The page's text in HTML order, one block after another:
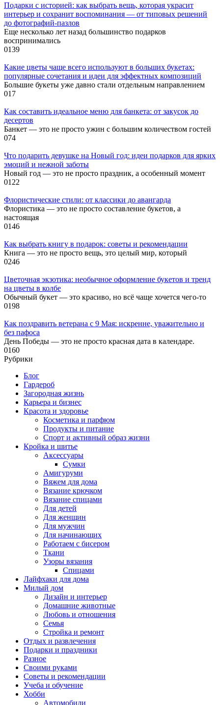
Подарки с историей: как выбрать вещь, которая украсит
интерьер и сохранит воспоминания — от типовых решений
до фотографий-пазлов
Еще несколько лет назад большинство подарков
воспринимались
0139
Какие цветы чаще всего используют в больших букетах:
популярные сочетания и идеи для эффектных композиций
Большие букеты уже давно стали отдельным направлением
017
Как составить идеальное меню для банкета: от закусок до
десертов
Банкет — это не просто ужин с большим количеством гостей
074
Что подарить девушке на Новый год: идеи подарков для ярких
эмоций и нежной заботы
Новый год — это не просто праздник, а особенный момент
0122
Флористические стили: от классики до авангарда
Флористика — это не просто составление букетов, а
настоящая
0146
Как выбрать книгу в подарок: советы и рекомендации
Книга — это не просто вещь, это целый мир, который
0246
Цветочная экзотика: необычное оформление букетов и тренд
на цветы в колбе
Обычный букет — это красиво, но всё чаще хочется чего-то
0198
Как поздравить ветерана с 9 Мая: искренне, уважительно и
без пафоса
День Победы — это не просто красная дата в календаре.
0160
Рубрики
Блог
Гардероб
Загородная жизнь
Карьера и бизнес
Красота и здоровье
Косметика и парфюм
Продукты и питание
Спорт и активный образ жизни
Кройка и шитье
Аксессуары
Сумки
Амигуруми
Вяжем для дома
Вязание крючком
Вязание спицами
Для детей
Для женщин
Для мужчин
Для начинающих
Работаем с бисером
Ткани
Узоры вязания
Спицами
Лайфхаки для дома
Милый дом
Дизайн и интерьер
Домашние животные
Любовь и отношения
Семья
Стройка и ремонт
Отдых и развлечения
Подарки и праздники
Разное
Своими руками
Советы и рекомендации
Учеба и обучение
Хобби
Автомобили